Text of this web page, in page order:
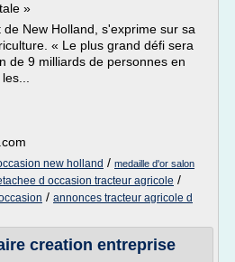
»
New Holland, s'exprime sur sa
« Le plus grand défi sera
de 9 milliards de personnes en
new holland / medaille d'or salon
d occasion tracteur agricole /
/ annonces tracteur agricole d
creation entreprise